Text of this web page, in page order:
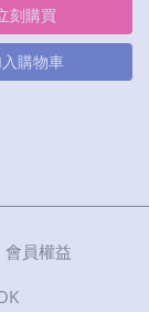
刻購買
購物車
會員權益